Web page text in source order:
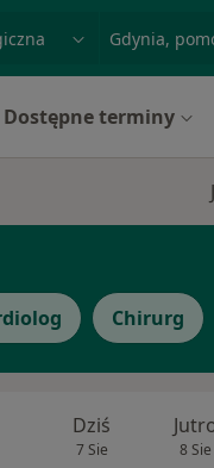
Dostępne terminy
Chirurg
Dziś
7 Sie 8 Sie